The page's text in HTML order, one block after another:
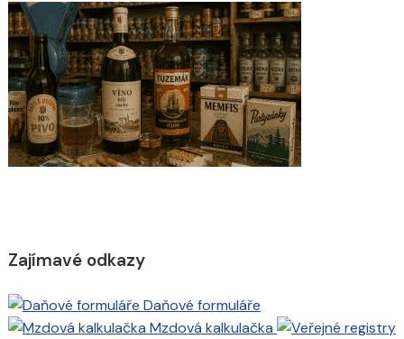
Zajímavé odkazy
Daňové formuláře
Mzdová kalkulačka